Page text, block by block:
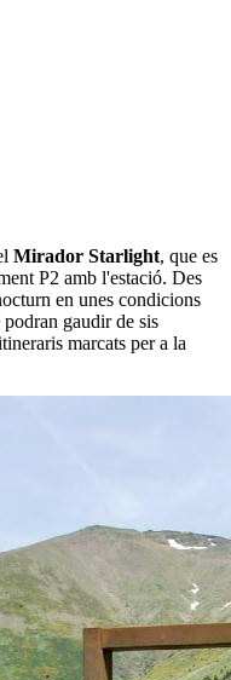
Mirador Starlight, que es
P2 amb l'estació. Des
en unes condicions
gaudir de sis
marcats per a la